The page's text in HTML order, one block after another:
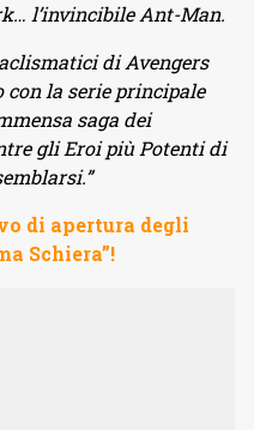
l’invincibile Ant-Man.
di Avengers
con la serie principale
saga dei
gli Eroi più Potenti di
di apertura degli
Schiera”!